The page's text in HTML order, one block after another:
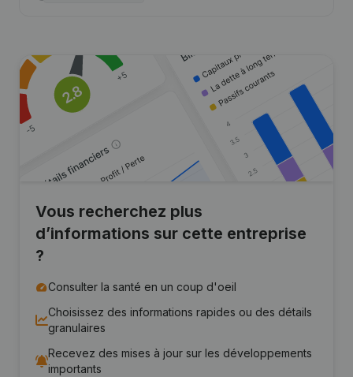
Vous recherchez plus
d’informations sur cette entreprise
?
Consulter la santé en un coup d'oeil
Choisissez des informations rapides ou des détails
granulaires
Recevez des mises à jour sur les développements
importants